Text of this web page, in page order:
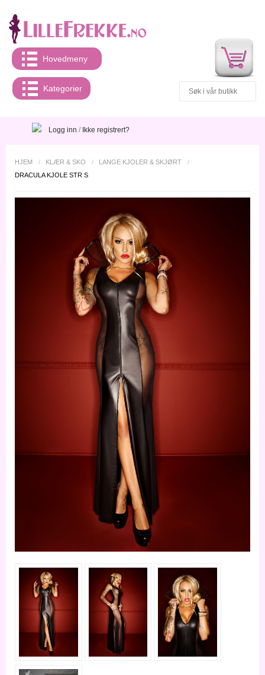
Hovedmeny
Kategorier
Logg inn / Ikke registrert?
HJEM / KLÆR & SKO / LANGE KJOLER & SKJØRT
/
DRACULA KJOLE STR S